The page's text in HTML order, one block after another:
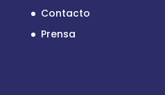
Contacto
Prensa